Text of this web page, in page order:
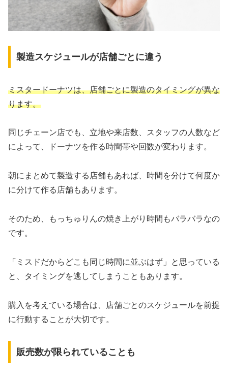
製造スケジュールが店舗ごとに違う
ミスタードーナツは、店舗ごとに製造のタイミングが異な
ります。
同じチェーン店でも、立地や来店数、スタッフの人数など
によって、ドーナツを作る時間帯や回数が変わります。
朝にまとめて製造する店舗もあれば、時間を分けて何度か
に分けて作る店舗もあります。
そのため、もっちゅりんの焼き上がり時間もバラバラなの
です。
「ミスドだからどこも同じ時間に並ぶはず」と思っている
と、タイミングを逃してしまうこともあります。
購入を考えている場合は、店舗ごとのスケジュールを前提
に行動することが大切です。
販売数が限られていることも